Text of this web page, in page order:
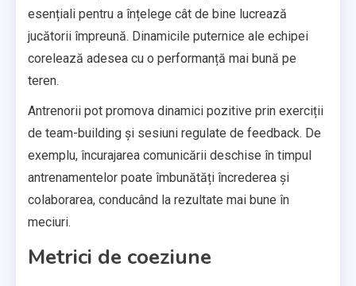
esențiali pentru a înțelege cât de bine lucrează
jucătorii împreună. Dinamicile puternice ale echipei
corelează adesea cu o performanță mai bună pe
teren.
Antrenorii pot promova dinamici pozitive prin exerciții
de team-building și sesiuni regulate de feedback. De
exemplu, încurajarea comunicării deschise în timpul
antrenamentelor poate îmbunătăți încrederea și
colaborarea, conducând la rezultate mai bune în
meciuri.
Metrici de coeziune